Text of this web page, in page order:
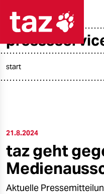
öko
gesellschaft
kultur
start
21.8.2024
taz geht
Aktuelle